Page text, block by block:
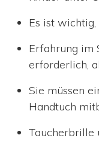
Es ist
Erfahrung im
erforderlich,
Sie müssen
Handtuch
Taucherbrille